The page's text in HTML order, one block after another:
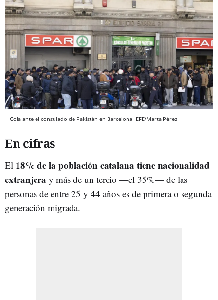
Cola ante el consulado de Pakistán en Barcelona EFE/Marta Pérez
En cifras
El 18% de la población catalana tiene nacionalidad
extranjera y más de un tercio —el 35%— de las
personas de entre 25 y 44 años es de primera o segunda
generación migrada.